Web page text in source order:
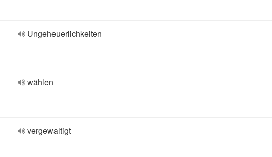
Ungeheuerlichkeiten
wählen
vergewaltigt